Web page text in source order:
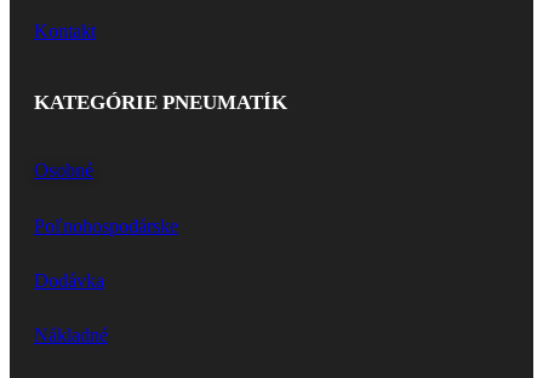
Kontakt
KATEGÓRIE PNEUMATÍK
Osobné
Poľnohospodárske
Dodávka
Nákladné